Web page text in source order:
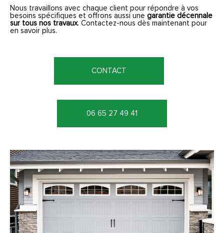
Nous travaillons avec chaque client pour répondre à vos
besoins spécifiques et offrons aussi une garantie décennale
sur tous nos travaux. Contactez-nous dès maintenant pour
en savoir plus.
CONTACT
06 65 27 49 41